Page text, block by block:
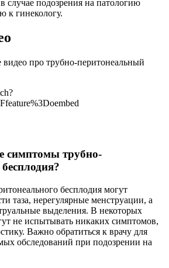
случае подозрения на патологию
к гинекологу.
про трубно-перитонеальный
симптомы трубно-
бесплодия могут
таза, нерегулярные менструации, а
выделения. В некоторых
не испытывать никаких симптомов,
Важно обратиться к врачу для
обследований при подозрении на